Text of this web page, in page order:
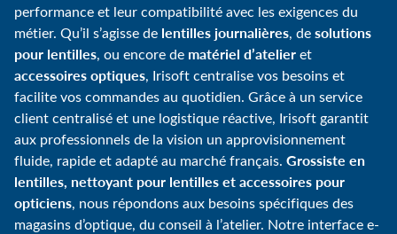
performance et leur compatibilité avec les exigences du
métier. Qu’il s’agisse de lentilles journalières, desolutions
pour lentilles, ou encore de matériel d’atelieret
accessoires optiques, Irisoft centralise vos besoins et
facilite vos commandes au quotidien. Grâce à un service
client centralisé et une logistique réactive, Irisoft garantit
aux professionnels de la vision un approvisionnement
fluide, rapide et adapté au marché français. Grossiste en
lentilles, nettoyant pour lentilles et accessoires pour
opticiens, nous répondons aux besoins spécifiques des
magasins d’optique, du conseil à l’atelier. Notre interface e-